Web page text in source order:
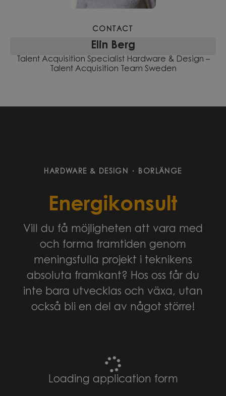
CONTACT
Elin Berg
Talent Acquisition Specialist Hardware & Design –
Talent Acquisition Team Sweden
HARDWARE & DESIGN · BORLÄNGE
Energikonsult
Vill du få möjligheten att vara med
och forma framtiden genom
meningsfulla projekt i teknikens
absoluta framkant? Hos oss får du
inte bara utvecklas och växa, utan
också bli en del av något större!
Loading application form